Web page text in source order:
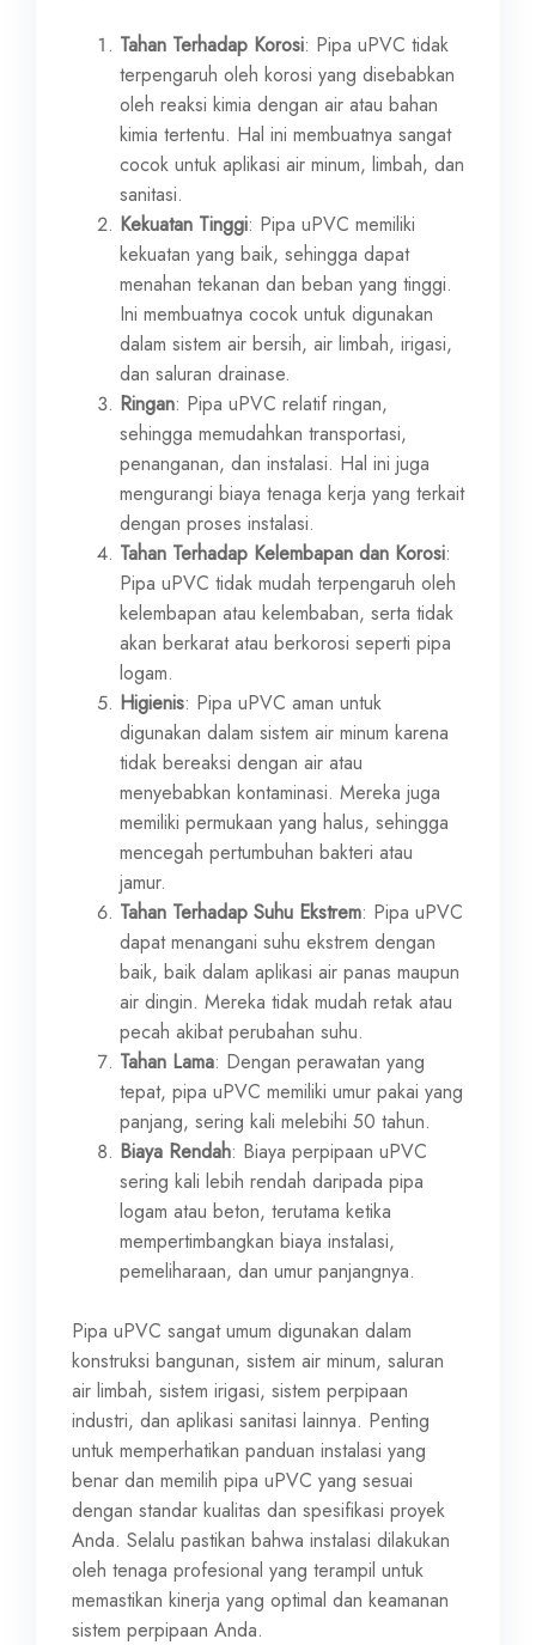
Tahan Terhadap Korosi: Pipa uPVC tidak
terpengaruh oleh korosi yang disebabkan
oleh reaksi kimia dengan air atau bahan
kimia tertentu. Hal ini membuatnya sangat
cocok untuk aplikasi air minum, limbah, dan
sanitasi.
Kekuatan Tinggi: Pipa uPVC memiliki
kekuatan yang baik, sehingga dapat
menahan tekanan dan beban yang tinggi.
Ini membuatnya cocok untuk digunakan
dalam sistem air bersih, air limbah, irigasi,
dan saluran drainase.
Ringan: Pipa uPVC relatif ringan,
sehingga memudahkan transportasi,
penanganan, dan instalasi. Hal ini juga
mengurangi biaya tenaga kerja yang terkait
dengan proses instalasi.
Tahan Terhadap Kelembapan dan Korosi:
Pipa uPVC tidak mudah terpengaruh oleh
kelembapan atau kelembaban, serta tidak
akan berkarat atau berkorosi seperti pipa
logam.
Higienis: Pipa uPVC aman untuk
digunakan dalam sistem air minum karena
tidak bereaksi dengan air atau
menyebabkan kontaminasi. Mereka juga
memiliki permukaan yang halus, sehingga
mencegah pertumbuhan bakteri atau
jamur.
Tahan Terhadap Suhu Ekstrem: Pipa uPVC
dapat menangani suhu ekstrem dengan
baik, baik dalam aplikasi air panas maupun
air dingin. Mereka tidak mudah retak atau
pecah akibat perubahan suhu.
Tahan Lama: Dengan perawatan yang
tepat, pipa uPVC memiliki umur pakai yang
panjang, sering kali melebihi 50 tahun.
Biaya Rendah: Biaya perpipaan uPVC
sering kali lebih rendah daripada pipa
logam atau beton, terutama ketika
mempertimbangkan biaya instalasi,
pemeliharaan, dan umur panjangnya.
Pipa uPVC sangat umum digunakan dalam
konstruksi bangunan, sistem air minum, saluran
air limbah, sistem irigasi, sistem perpipaan
industri, dan aplikasi sanitasi lainnya. Penting
untuk memperhatikan panduan instalasi yang
benar dan memilih pipa uPVC yang sesuai
dengan standar kualitas dan spesifikasi proyek
Anda. Selalu pastikan bahwa instalasi dilakukan
oleh tenaga profesional yang terampil untuk
memastikan kinerja yang optimal dan keamanan
sistem perpipaan Anda.